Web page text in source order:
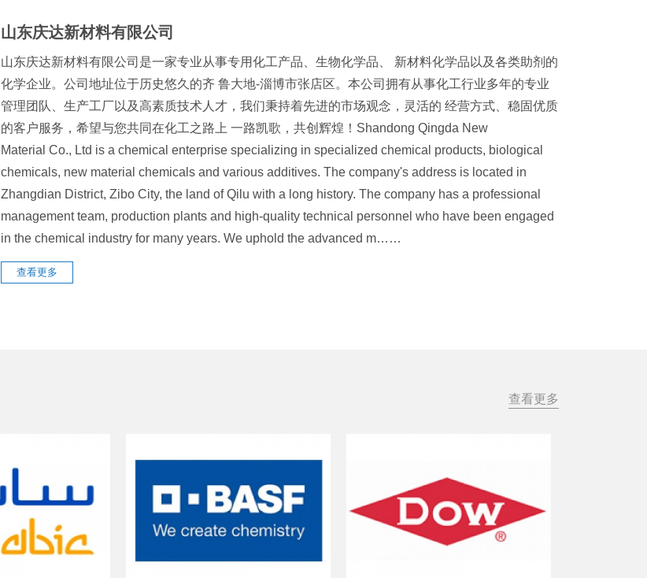
山东庆达新材料有限公司
山东庆达新材料有限公司是一家专业从事专用化工产品、生物化学品、 新材料化学品以及各类助剂的
化学企业。公司地址位于历史悠久的齐 鲁大地-淄博市张店区。本公司拥有从事化工行业多年的专业
管理团队、生产工厂以及高素质技术人才，我们秉持着先进的市场观念，灵活的 经营方式、稳固优质
的客户服务，希望与您共同在化工之路上 一路凯歌，共创辉煌！Shandong Qingda New
Material Co., Ltd is a chemical enterprise specializing in specialized chemical products, biological
chemicals, new material chemicals and various additives. The company's address is located in
Zhangdian District, Zibo City, the land of Qilu with a long history. The company has a professional
management team, production plants and high-quality technical personnel who have been engaged
in the chemical industry for many years. We uphold the advanced m……
查看更多
查看更多